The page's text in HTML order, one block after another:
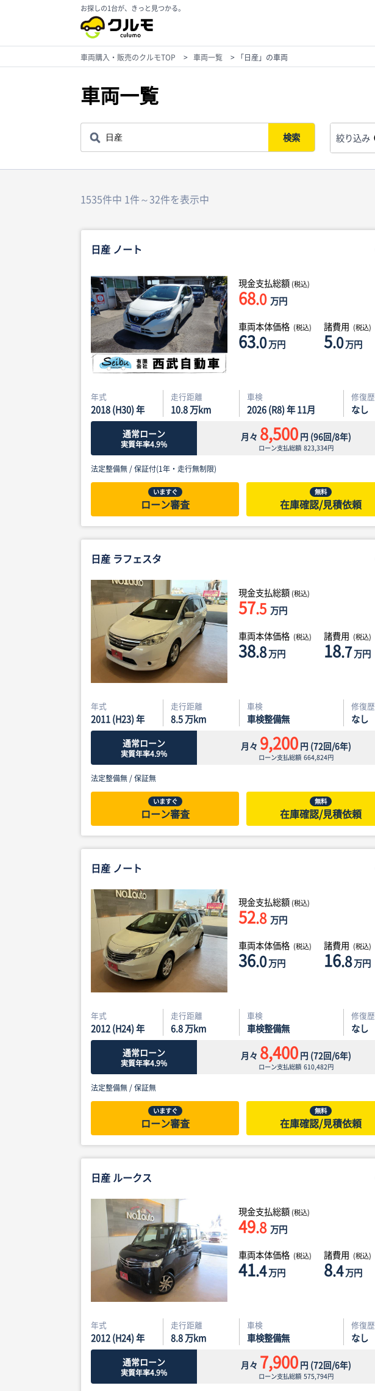
お探しの1台が、きっと見つかる。
車両購入・販売のクルモTOP > 車両一覧 > 「日産」の車両
車両一覧
検索 絞り込み
1535件中 1件～32件を表示中
日産 ノート
現金支払総額 (税込)
68.0 万円
車両本体価格 (税込)
63.0万円
諸費用 (税込)
5.0万円
年式
2018 (H30) 年
走行距離
10.8万km
車検
2026 (R8) 年 11月
修復歴
なし
通常ローン
実質年率4.9%
月々 8,500円 (96回/8年)
ローン支払総額 823,334円
法定整備無 /保証付(1年・走行無制限)
いますぐ
ローン審査
無料
在庫確認/見積依頼
日産 ラフェスタ
現金支払総額 (税込)
57.5 万円
車両本体価格 (税込)
38.8万円
諸費用 (税込)
18.7万円
年式
2011 (H23) 年
走行距離
8.5万km
車検
車検整備無
修復歴
なし
通常ローン
実質年率4.9%
月々 9,200円 (72回/6年)
ローン支払総額 664,824円
法定整備無 /保証無
いますぐ
ローン審査
無料
在庫確認/見積依頼
日産 ノート
現金支払総額 (税込)
52.8 万円
車両本体価格 (税込)
36.0万円
諸費用 (税込)
16.8万円
年式
2012 (H24) 年
走行距離
6.8万km
車検
車検整備無
修復歴
なし
通常ローン
実質年率4.9%
月々 8,400円 (72回/6年)
ローン支払総額 610,482円
法定整備無 /保証無
いますぐ
ローン審査
無料
在庫確認/見積依頼
日産 ルークス
現金支払総額 (税込)
49.8 万円
車両本体価格 (税込)
41.4万円
諸費用 (税込)
8.4万円
年式
2012 (H24) 年
走行距離
8.8万km
車検
車検整備無
修復歴
なし
通常ローン
実質年率4.9%
月々 7,900円 (72回/6年)
ローン支払総額 575,794円